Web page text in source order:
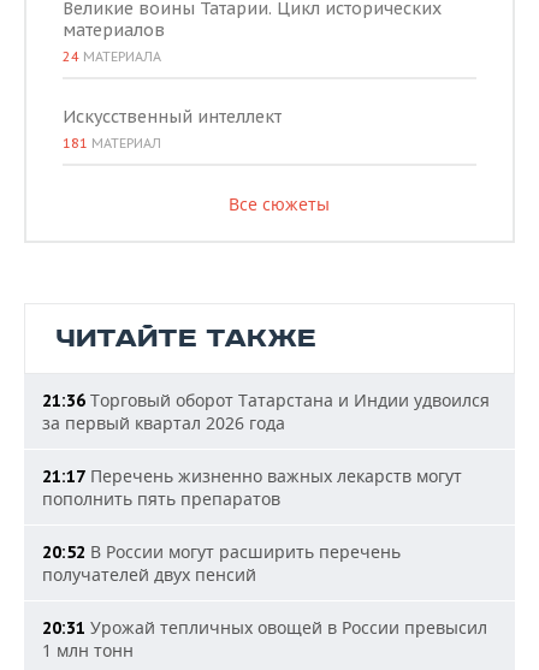
Великие воины Татарии. Цикл исторических
материалов
24 МАТЕРИАЛА
Искусственный интеллект
181 МАТЕРИАЛ
Все сюжеты
ЧИТАЙТЕ ТАКЖЕ
21:36 Торговый оборот Татарстана и Индии удвоился
за первый квартал 2026 года
21:17 Перечень жизненно важных лекарств могут
пополнить пять препаратов
20:52 В России могут расширить перечень
получателей двух пенсий
20:31 Урожай тепличных овощей в России превысил
1 млн тонн